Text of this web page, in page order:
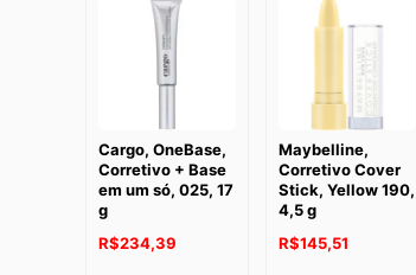
Cargo, OneBase,
Corretivo + Base
em um só, 025, 17
g
R$234,39
Maybelline,
Corretivo Cover
Stick, Yellow 190,
4,5 g
R$145,51